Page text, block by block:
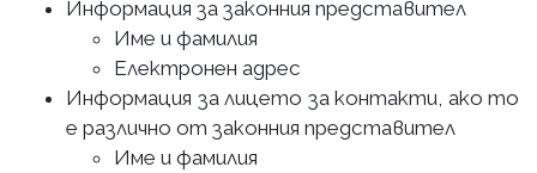
Информация за законния представител
Име и фамилия
Електронен адрес
Информация за лицето за контакти, ако то
е различно от законния представител
Име и фамилия